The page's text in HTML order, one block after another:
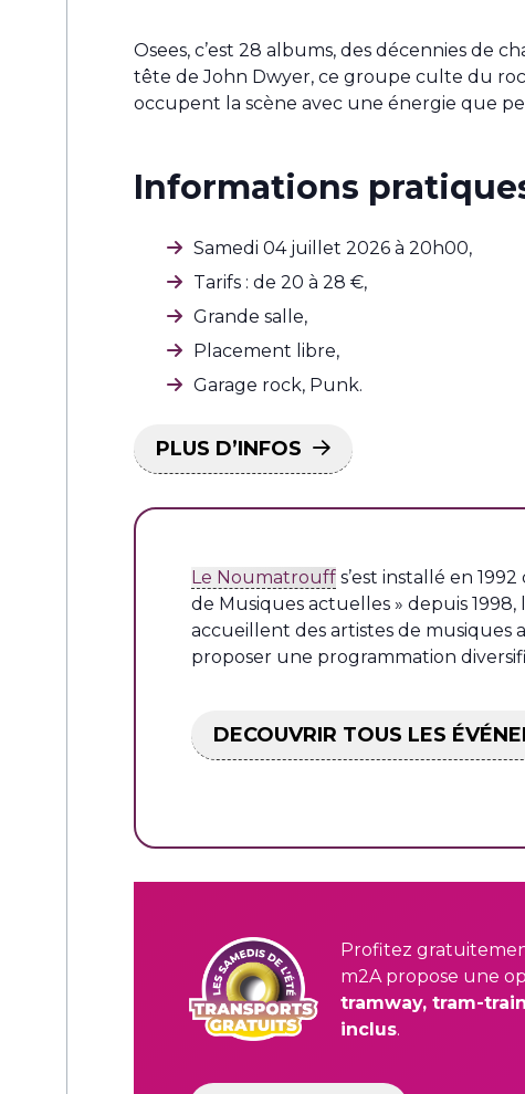
Osees, c’est 28 albums, des décennies de
tête de John Dwyer, ce groupe culte du
occupent la scène avec une énergie que
Informations
Samedi 04 juillet 2026 à 20h00,
Tarifs : de 20 à 28 €,
Grande salle,
Placement libre,
Garage rock, Punk.
PLUS D’INFOS
Le Noumatrouff s’est installé en
de Musiques actuelles » depuis
accueillent des artistes de musiques
proposer une programmation
DECOUVRIR TOUS LES
Profitez
m2A propose une
tramway, tram-
inclus.